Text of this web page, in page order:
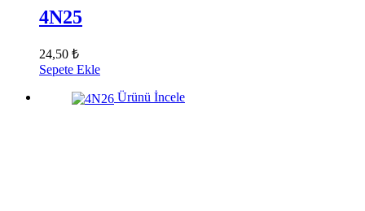
4N25
24,50 ₺
Sepete Ekle
Ürünü İncele